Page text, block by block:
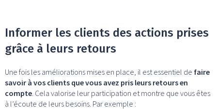
Informer les clients des actions prises
grâce à leurs retours
Une fois les améliorations mises en place, il est essentiel de faire
savoir à vos clients que vous avez pris leurs retours en
compte . Cela valorise leur participation et montre que vous êtes
à l’écoute de leurs besoins. Par exemple :